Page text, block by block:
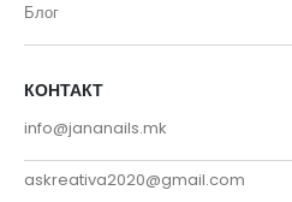
Блог
КОНТАКТ
info@jananails.mk
askreativa2020@gmail.com